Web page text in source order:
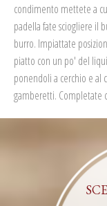
condimento mettete a
padella fate sciogliere il
burro. Impiattate
piatto con un po' del
ponendoli a cerchio e al
gamberetti. Completate